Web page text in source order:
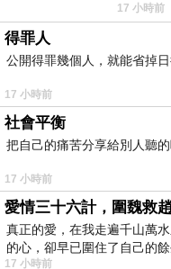
17 小時前
得罪人
公開得罪幾個人，就能省掉日
17 小時前
社會平衡
把自己的痛苦分享給別人聽
17 小時前
愛情三十六計，圍魏救趙
真正的愛，在我走遍千山萬
的心，卻早已圍住了自己的
17 小時前